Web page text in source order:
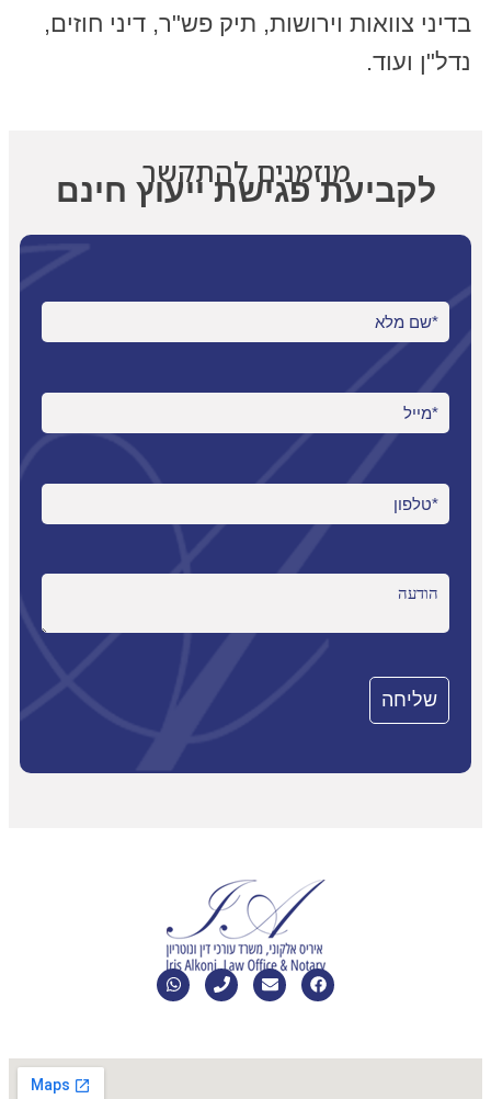
בדיני צוואות וירושות, תיק פש"ר, דיני חוזים,
נדל"ן ועוד.
מוזמנים להתקשר
לקביעת פגישת ייעוץ חינם